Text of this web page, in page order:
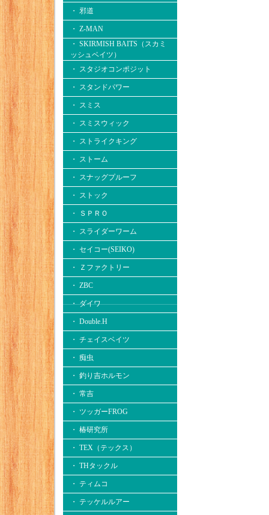
・ 邪道
・ Z-MAN
・ SKIRMISH BAITS（スカミ
ッシュベイツ）
・ スタジオコンポジット
・ スタンドパワー
・ スミス
・ スミスウィック
・ ストライクキング
・ ストーム
・ スナッグプルーフ
・ ストック
・ ＳＰＲＯ
・ スライダーワーム
・ セイコー(SEIKO)
・ Ｚファクトリー
・ ZBC
・ ダイワ
・ Double.H
・ チェイスベイツ
・ 痴虫
・ 釣り吉ホルモン
・ 常吉
・ ツッガーFROG
・ 椿研究所
・ TEX（テックス）
・ THタックル
・ ティムコ
・ テッケルルアー